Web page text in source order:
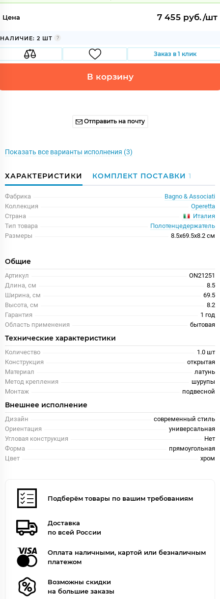
Цена 7 455 руб./шт
НАЛИЧИЕ: 2 ШТ
Заказ в 1 клик
В корзину
Отправить на почту
Показать все варианты исполнения (3)
ХАРАКТЕРИСТИКИ КОМПЛЕКТ ПОСТАВКИ 1
Фабрика
Bagno & Associati
Коллекция
Operetta
Страна
Италия
Тип товара
Полотенцедержатель
Размеры
8.5x69.5x8.2 см
Общие
Артикул
ON21251
Длина, см
8.5
Ширина, см
69.5
Высота, см
8.2
Гарантия
1 год
Область применения
бытовая
Технические характеристики
Количество
1.0 шт
Конструкция
открытая
Материал
латунь
Метод крепления
шурупы
Монтаж
подвесной
Внешнее исполнение
Дизайн
современный стиль
Ориентация
универсальная
Угловая конструкция
Нет
Форма
прямоугольная
Цвет
хром
Подберём товары по вашим требованиям
Доставка
по всей России
Оплата наличными, картой или безналичным
платежом
Возможны скидки
на большие заказы